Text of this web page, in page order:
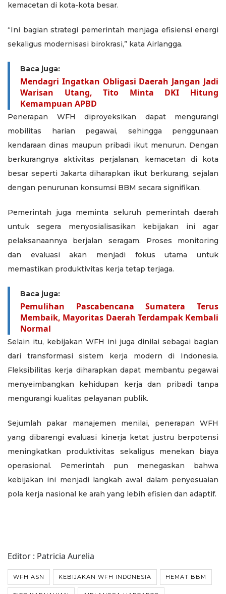
kemacetan di kota-kota besar.
“Ini bagian strategi pemerintah menjaga efisiensi energi
sekaligus modernisasi birokrasi,” kata Airlangga.
Baca juga:
Mendagri Ingatkan Obligasi Daerah Jangan Jadi
Warisan Utang, Tito Minta DKI Hitung
Kemampuan APBD
Penerapan WFH diproyeksikan dapat mengurangi
mobilitas harian pegawai, sehingga penggunaan
kendaraan dinas maupun pribadi ikut menurun. Dengan
berkurangnya aktivitas perjalanan, kemacetan di kota
besar seperti Jakarta diharapkan ikut berkurang, sejalan
dengan penurunan konsumsi BBM secara signifikan.
Pemerintah juga meminta seluruh pemerintah daerah
untuk segera menyosialisasikan kebijakan ini agar
pelaksanaannya berjalan seragam. Proses monitoring
dan evaluasi akan menjadi fokus utama untuk
memastikan produktivitas kerja tetap terjaga.
Baca juga:
Pemulihan Pascabencana Sumatera Terus
Membaik, Mayoritas Daerah Terdampak Kembali
Normal
Selain itu, kebijakan WFH ini juga dinilai sebagai bagian
dari transformasi sistem kerja modern di Indonesia.
Fleksibilitas kerja diharapkan dapat membantu pegawai
menyeimbangkan kehidupan kerja dan pribadi tanpa
mengurangi kualitas pelayanan publik.
Sejumlah pakar manajemen menilai, penerapan WFH
yang dibarengi evaluasi kinerja ketat justru berpotensi
meningkatkan produktivitas sekaligus menekan biaya
operasional. Pemerintah pun menegaskan bahwa
kebijakan ini menjadi langkah awal dalam penyesuaian
pola kerja nasional ke arah yang lebih efisien dan adaptif.
Editor : Patricia Aurelia
WFH ASN KEBIJAKAN WFH INDONESIA HEMAT BBM